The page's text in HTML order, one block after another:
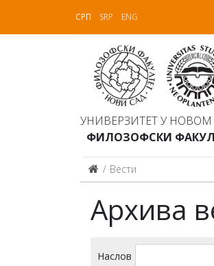
СРП SRP ENG
УНИВЕРЗИТЕТ У НОВОМ
ФИЛОЗОФСКИ
Вести
Архива
Наслов